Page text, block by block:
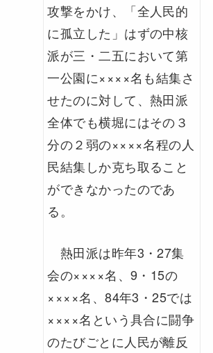
攻撃をかけ、「全人民的
に孤立した」はずの中核
派が三・二五において第
一公園に××××名も結集さ
せたのに対して、熱田派
全体でも横堀にはその３
分の２弱の××××名程の人
民結集しか克ち取ること
ができなかったのであ
る。
熱田派は昨年3・27集
会の××××名、9・15の
××××名、84年3・25では
××××名という具合に闘争
のたびごとに人民が離反